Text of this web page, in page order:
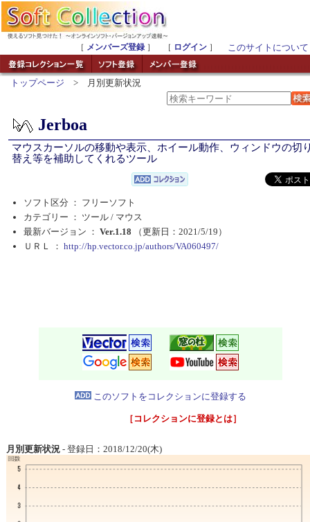
［ メンバーズ登録 ］ ［ ログイン ］ このサイトについて
トップページ > 月別更新状況
Jerboa
マウスカーソルの移動や表示、ホイール動作、ウィンドウの切
替え等を補助してくれるツール
ソフト区分 ： フリーソフト
カテゴリー ： ツール / マウス
最新バージョン ： Ver.1.18 （更新日：2021/5/19）
ＵＲＬ ： http://hp.vector.co.jp/authors/VA060497/
このソフトをコレクションに登録する
［コレクションに登録とは］
月別更新状況 - 登録日：2018/12/20(木)